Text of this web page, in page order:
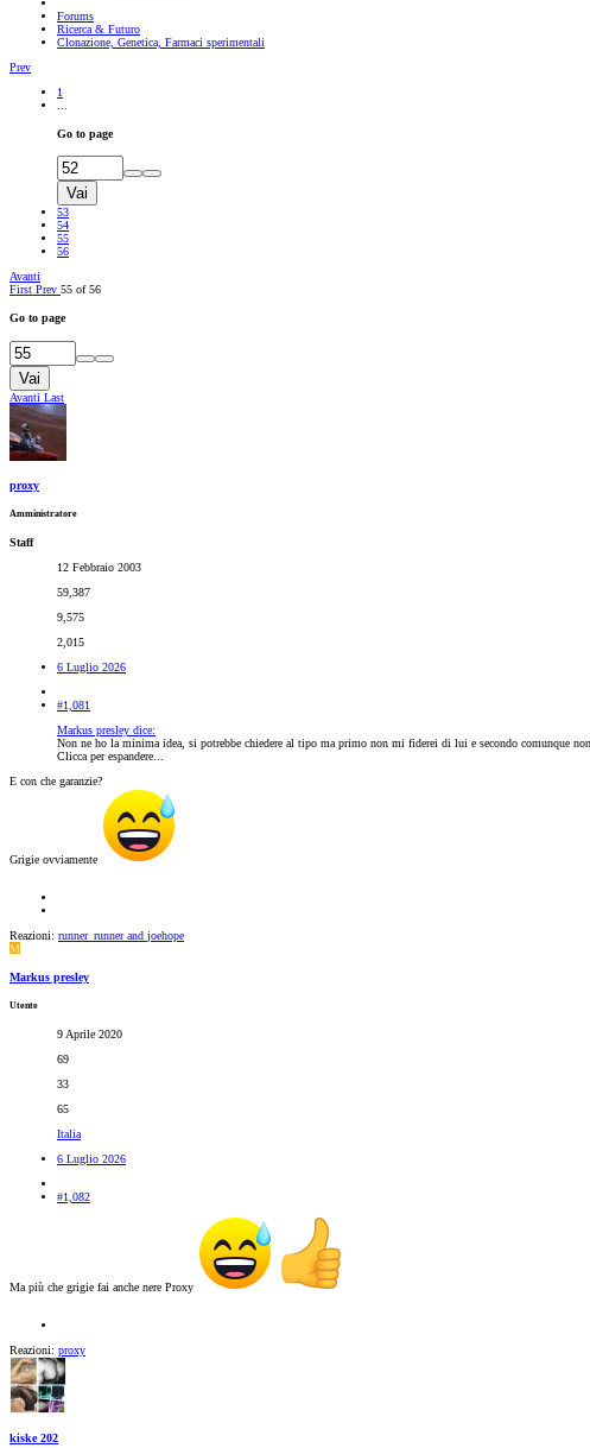
Forums
Ricerca & Futuro
Clonazione, Genetica, Farmaci sperimentali
Prev
1
Go to page
Vai
53
54
55
56
Avanti
First Prev 55 of 56
Go to page
Vai
Avanti Last
proxy
Amministratore
Staff
12 Febbraio 2003
59,387
9,575
2,015
6 Luglio 2026
#1,081
Markus presley dice:
Non ne ho la minima idea, si potrebbe chiedere al tipo ma primo non mi fiderei di lui e secondo comunque
Clicca per espandere...
E con che garanzie?
Grigie ovviamente
Reazioni: runner_runnerand joehope
M
Markus presley
Utente
9 Aprile 2020
69
33
65
Italia
6 Luglio 2026
#1,082
Ma più che grigie fai anche nere Proxy
Reazioni: proxy
kiske 202